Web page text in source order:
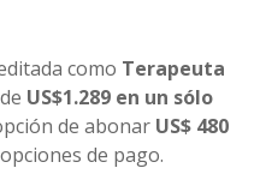
como Terapeuta
US$1.289 en un sólo
de abonar US$ 480
de pago.